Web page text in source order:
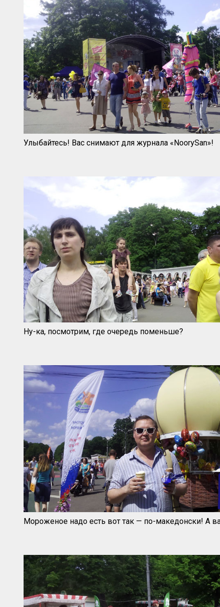
Улыбайтесь! Вас снимают для журнала «NoorySan»!
Ну-ка, посмотрим, где очередь поменьше?
Мороженое надо есть вот так — по-македонски! А